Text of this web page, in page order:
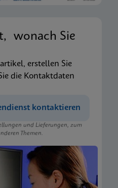
wonach Sie
erstellen Sie
die Kontaktdaten
kontaktieren
und Lieferungen, zum
Themen.